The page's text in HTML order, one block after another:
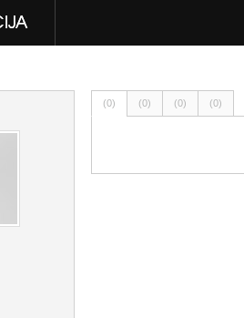
(0) (0) (0) (0)